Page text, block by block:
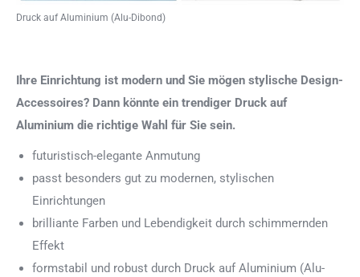
Druck auf Aluminium (Alu-Dibond)
Ihre Einrichtung ist modern und Sie mögen stylische Design-
Accessoires? Dann könnte ein trendiger Druck auf
Aluminium die richtige Wahl für Sie sein.
futuristisch-elegante Anmutung
passt besonders gut zu modernen, stylischen
Einrichtungen
brilliante Farben und Lebendigkeit durch schimmernden
Effekt
formstabil und robust durch Druck auf Aluminium (Alu-